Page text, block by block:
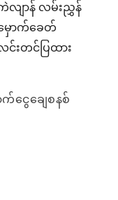
လျာန် လမ်းညွှန်
ောက်ခေတ်
င်းတင်ပြထား
ငွေချေစနစ်